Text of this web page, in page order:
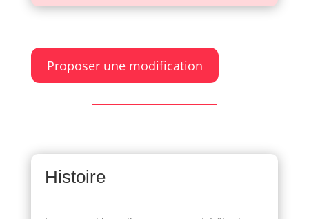
Proposer une modification
Histoire